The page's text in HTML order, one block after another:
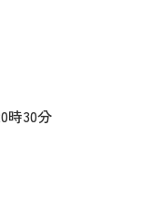
時30分